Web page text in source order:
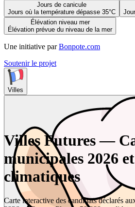
Jours de canicule
Jours où la température dépasse 35°C
Élévation niveau mer
Élévation prévue du niveau de la mer
Une initiative par Bonpote.com
Soutenir le projet
Villes
Villes Futures —
municipales 2026
climatiques
Carte interactive des candidats déclarés